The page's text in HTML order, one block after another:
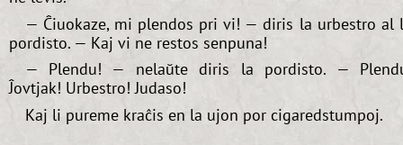
— Ĉiuokaze, mi plendos pri vi! — diris la urbestro al
pordisto. — Kaj vi ne restos senpuna!
— Plendu! — nelaŭte diris la pordisto. —
Ĵovtjak! Urbestro! Judaso!
Kaj li pureme kraĉis en la ujon por cigaredstumpoj.